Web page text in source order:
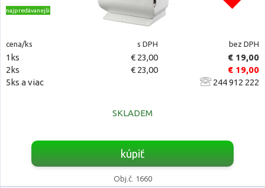
najpredávanejšie
cena/ks s DPH bez DPH
1ks € 23,00
€ 19,00
2ks
€ 23,00
€ 19,00
5ks a viac
244 912 222
SKLADEM
kúpiť
Obj.č. 1660